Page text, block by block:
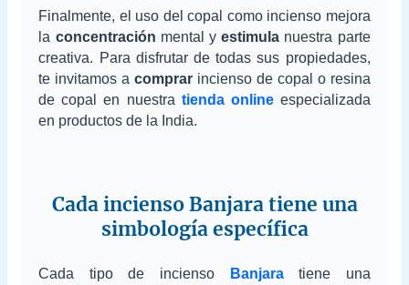
Finalmente, el uso del copal como incienso mejora
la concentración mental yestimula nuestra parte
creativa. Para disfrutar de todas sus propiedades,
te invitamos acomprar incienso de copal o resina
de copal en nuestra tienda onlineespecializada
en productos de la India.
Cada incienso Banjara tiene una
simbología específica
Cada tipo de incienso Banjaratiene una